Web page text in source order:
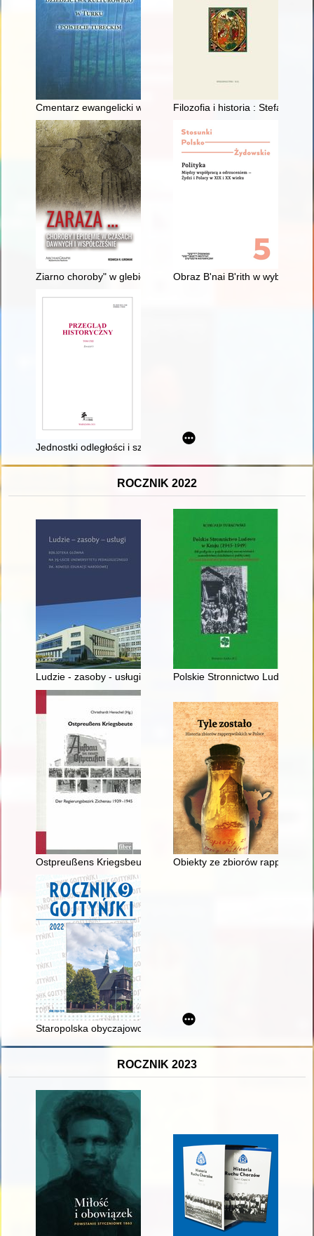
Cmentarz ewangelicki w Felicjanowie koło Władysławowa -
Filozofia i historia : Stefana
Ziarno choroby" w glebie i powietrzu : pandemia okiem
Obraz B'nai B'rith w
Jednostki odległości i szybkości podróżowania w drugiej
ROCZNIK 2022
Ludzie - zasoby - usługi : Biblioteka Główna na 75-lecie
Polskie Stronnictwo Ludowe w
Ostpreußens Kriegsbeute : der Regierungsbezirk Zichenau
Obiekty ze zbiorów
Staropolska obyczajowość w twórczości Kaspra
ROCZNIK 2023